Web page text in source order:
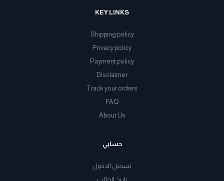
KEY LINKS
Shipping policy
Privacy policy
Payment policy
Disclaimer
Track your orders
FAQ
About Us
حسابي
تسجيل الدخول
تاريخ الطلب